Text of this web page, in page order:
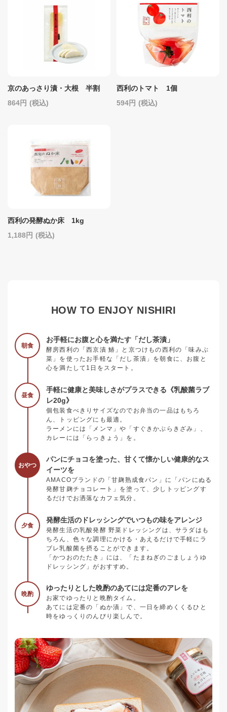
京のあっさり漬・大根 半割
864
(税込)
西利のトマト 1個
594
(税込)
西利の発酵ぬか床 1kg
1,188
(税込)
HOW TO ENJOY NISHIRI
朝食
お手軽にお腹と心を満たす「だし茶漬」
酵房西利の「西京漬 鰆」と京つけもの西利の「味みぶ
菜」を使ったお手軽な「だし茶漬」を朝食に、お腹と
心を満たして1日をスタート。
昼食
手軽に健康と美味しさがプラスできる《乳酸菌ラブ
レ20g》
個包装食べきりサイズなのでお弁当の一品はもちろ
ん、トッピングにも最適。
ラーメンには「メンマ」や「すぐきかぶらきざみ」、
カレーには「らっきょう」を。
おやつ
パンにチョコを塗った、甘くて懐かしい健康的なス
イーツを
AMACOブランドの「甘麹熟成食パン」に「パンにぬる
発酵甘麹チョコレート」を塗って、少しトッピングす
るだけでお洒落なカフェ気分。
夕食
発酵生活のドレッシングでいつもの味をアレンジ
発酵生活の乳酸発酵 野菜ドレッシングは、サラダはも
ちろん、色々な調理にかける・あえるだけで手軽にラ
ブレ乳酸菌を摂ることができます。
「かつおのたたき」には、「たまねぎのごましょうゆ
ドレッシング」がおすすめ。
晩酌
ゆったりとした晩酌のあてには定番のアレを
お家でゆったりと晩酌タイム。
あてには定番の「ぬか漬」で、一日を締めくくるひと
時をゆっくりのんびり楽しんで。